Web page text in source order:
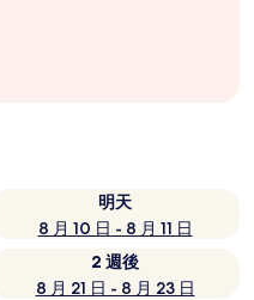
明天
8 月 10 日 - 8 月 11 日
2 週後
8 月 21 日 - 8 月 23 日